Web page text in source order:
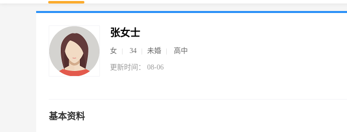
张女士
女 34 未婚 高中
更新时间： 08-06
基本资料